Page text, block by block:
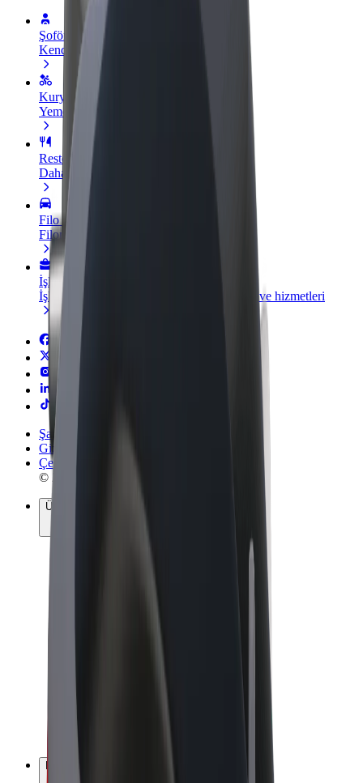
Şoför olun
Kendi şartlarında para kazan
Kurye olun
Yemek teslimatı yap, haftalık ödeme al
Restoran veya mağaza ekle
Daha fazla müşteriye ulaş, kazancını artır
Filo sahibi olarak kayıt ol
Filonu Bolt'a ekle, gelirini artır
İşletmeler için Bolt
İşletmen için ölçeklendirilmiş Bolt ürünleri ve hizmetleri
Şartlar ve Koşullar
Gizlilik
Çerezler
© 2026 Bolt Technology OÜ
Ürünler
Bolt Plus